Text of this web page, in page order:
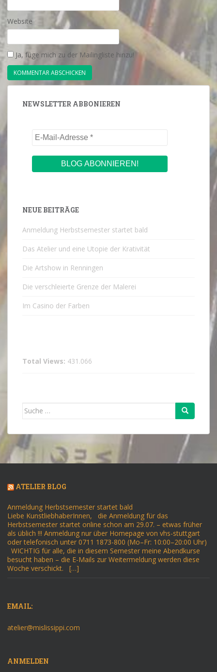
Website
Ja, füge mich zu der Mailingliste hinzu!
NEWSLETTER ABBONIEREN
NEUE BEITRÄGE
Anmeldung Herbstsemester startet bald
Das Atelier und eine Utopie der Krativität
Die Artshow in Renningen
Die verschleierte Grenze der Malerei
Im Casino der Farben
Total Views: 431.066
Suche
ATELIER BLOG
Anmeldung Herbstsemester startet bald
Liebe KunstliebhaberInnen, die Anmeldung für das
Herbstsemester startet online schon am 29.07. – etwas früher
als üblich !!! Anmeldung nur über Homepage von vhs-stuttgart
oder telefonisch unter 0711 1873-800 (Mo–Fr: 10:00–20:00 Uhr)
WICHTIG für alle, die in diesem Semester meine Abendkurse
besucht haben – die E-Mails zur Weitermeldung werden diese
Woche verschickt. […]
EMAIL:
atelier@mislissippi.com
ANMELDEN